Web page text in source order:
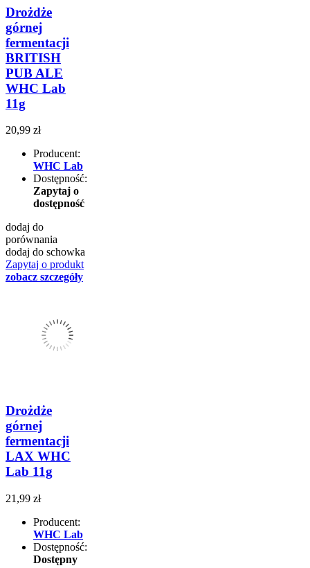
Drożdże
górnej
fermentacji
BRITISH
PUB ALE
WHC Lab
11g
20,99 zł
Producent:
WHC Lab
Dostępność:
Zapytaj o
dostępność
dodaj do
porównania
dodaj do schowka
Zapytaj o produkt
zobacz szczegóły
Drożdże
górnej
fermentacji
LAX WHC
Lab 11g
21,99 zł
Producent:
WHC Lab
Dostępność:
Dostępny